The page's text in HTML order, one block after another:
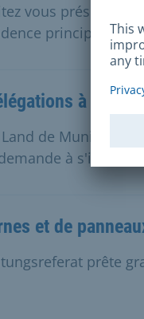
vous présenter
principale à
à la
de Munich
à s'inscrire
et de
prête